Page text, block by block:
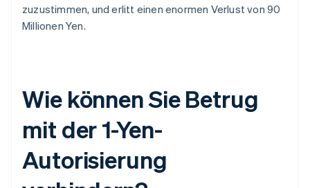
zuzustimmen, und erlitt einen enormen Verlust von 90
Millionen Yen.
Wie können Sie Betrug
mit der 1-Yen-
Autorisierung